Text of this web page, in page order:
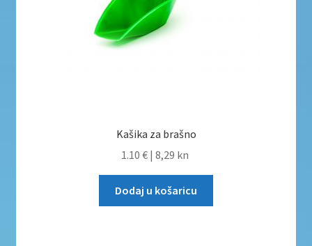
Kašika za brašno
1.10 € | 8,29 kn
Dodaj u košaricu